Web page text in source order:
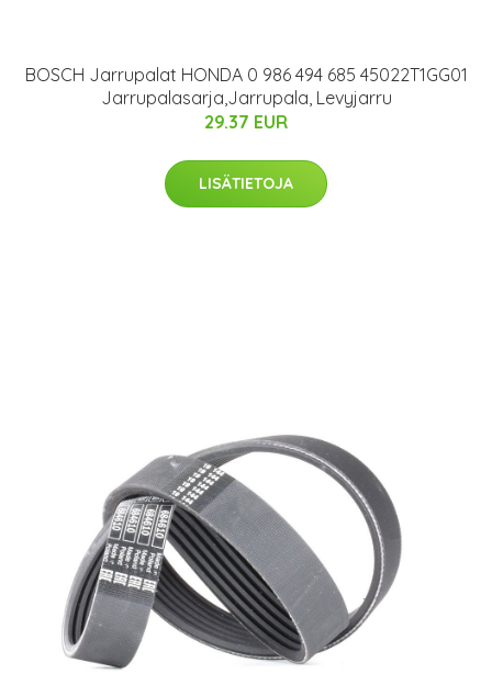
BOSCH Jarrupalat HONDA 0 986 494 685 45022T1GG01
Jarrupalasarja,Jarrupala, Levyjarru
29.37 EUR
LISÄTIETOJA